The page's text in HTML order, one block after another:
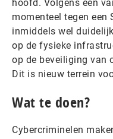
hoofd. Volgens een
momenteel tegen een
inmiddels wel
op de fysieke
op de beveiliging van
Dit is nieuw terrein
Wat te doen?
Cybercriminelen